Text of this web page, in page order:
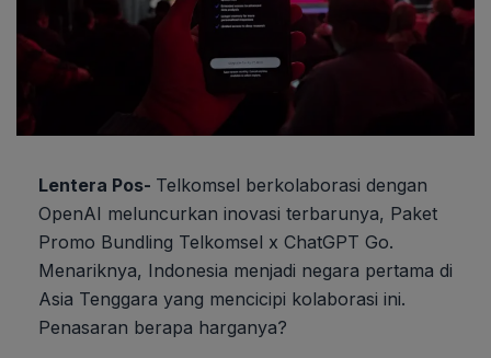
Lentera Pos- Telkomsel berkolaborasi dengan
OpenAI meluncurkan inovasi terbarunya, Paket
Promo Bundling Telkomsel x ChatGPT Go.
Menariknya, Indonesia menjadi negara pertama di
Asia Tenggara yang mencicipi kolaborasi ini.
Penasaran berapa harganya?